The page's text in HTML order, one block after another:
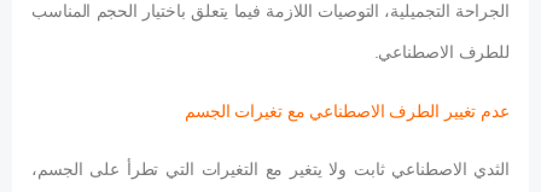
الجراحة التجميلية، التوصيات اللازمة فيما يتعلق باختيار الحجم المناسب
للطرف الاصطناعي.
عدم تغيير الطرف الاصطناعي مع تغيرات الجسم
الثدي الاصطناعي ثابت ولا يتغير مع التغيرات التي تطرأ على الجسم،